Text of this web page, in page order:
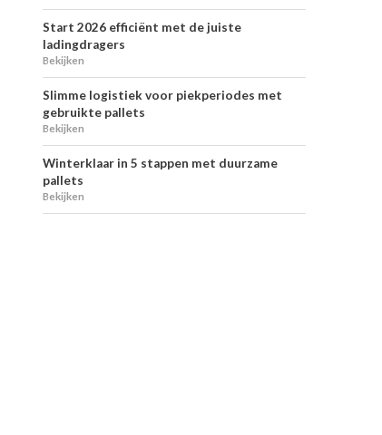
Start 2026 efficiënt met de juiste
ladingdragers
Bekijken
Slimme logistiek voor piekperiodes met
gebruikte pallets
Bekijken
Winterklaar in 5 stappen met duurzame
pallets
Bekijken